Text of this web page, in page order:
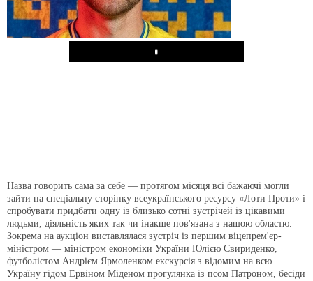
Play
Назва говорить сама за се­бе — протягом місяця всі бажаю­чі могли
зайти на спеціальну сто­рінку всеукраїнського ресурсу «Лоти Проти» і
спро­бувати придбати од­ну із близько сотні зу­стрічей із цікавими
людьми, діяльність яких так чи інакше пов'язана з нашою областю.
Зокрема на аукціон виставля­лася зустріч із пер­шим віцепрем'єр-
міністром — міні­стром економіки України Юлією Свириденко,
футбо­лістом Андрієм Яр­моленком екскур­сія з відомим на всю
Україну гідом Ервіном Міденом про­гулянка із псом Па­троном, бесіди